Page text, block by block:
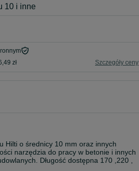
10 i inne
zł Szczegóły ceny
Hilti o średnicy 10 mm oraz innych
narzędzia do pracy w betonie i innych
Długość dostępna 170 ,220 ,